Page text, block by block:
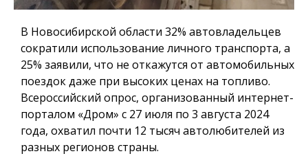
В Новосибирской области 32% автовладельцев
сократили использование личного транспорта, а
25% заявили, что не откажутся от автомобильных
поездок даже при высоких ценах на топливо.
Всероссийский опрос, организованный интернет-
порталом «Дром» с 27 июля по 3 августа 2024
года, охватил почти 12 тысяч автолюбителей из
разных регионов страны.